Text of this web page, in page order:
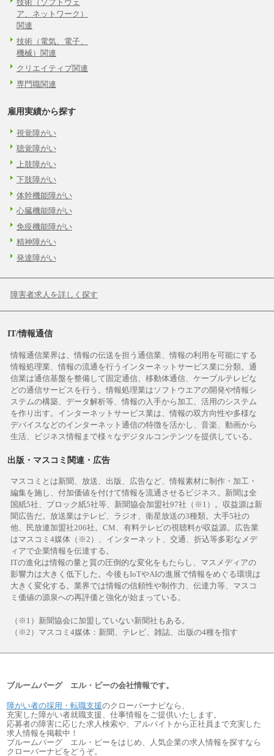
技術（ソフトウェ
ア、ネットワーク）
関連
技術（電気、電子、
機械）関連
クリエイティブ関連
専門職関連
雇用実績から探す
視覚障がい
聴覚障がい
上肢障がい
下肢障がい
体幹機能障がい
心臓機能障がい
免疫機能障がい
精神障がい
発達障がい
障害者求人を詳しく探す
IT/情報通信
情報通信業界は、情報の伝送を担う通信業、情報の利用を可能にする
情報処理業、情報の流通を行うインターネットサービス業に分類。通
信業は通信基盤を整備して固定通信、移動体通信、ケーブルテレビな
どの通信サービスを行う。情報処理業はソフトウエアの開発や情報シ
ステムの構築、データ解析等、情報の入手から加工、活用のシステム
を作り出す。インターネットサービス業は、情報の双方向性や多様な
デバイスなどのインターネット通信の特徴を活かし、音楽、動画から
生活、ビジネス情報まで様々なデジタルコンテンツを提供している。
出版・マスコミ関連・広告
マスコミとは新聞、放送、出版、広告など、情報素材に制作・加工・
編集を施し、付加価値を付けて情報を流通させるビジネス。新聞は全
国紙5社、ブロック紙5社等、新聞協会加盟社97社（※1）。収益源は新
聞広告だ。放送業はテレビ、ラジオ、衛星放送の3種類。大手5社の
他、民放連加盟社206社。CM、有料テレビの視聴料が収益源。広告業
はマスコミ4媒体（※2）、インターネット、交通、折込等多彩なメデ
ィアで企業情報を伝達する。
ITの進化は情報の量と質の圧倒的な変化をもたらし、マスメディアの
影響力は大きく低下した。今後もIoTやAIの進展で情報をめぐる環境は
大きく変化する。業界では情報の信頼性や制作力、伝達力等、マスコ
ミ価値の源泉への再評価と強化が始まっている。
（※1）新聞協会に加盟していない新聞社もある。
（※2）マスコミ4媒体：新聞、テレビ、雑誌、出版の4種を指す
ブルームバーグ エル・ピーの会社情報です。
障がい者の採用・転職支援のクローバーナビなら、
充実した障がい者就職支援、仕事情報をご提供いたします。
応募者の障害に応じた求人検索や、アルバイトから正社員まで充実した
求人情報を掲載中！
ブルームバーグ エル・ピーをはじめ、人気企業の求人情報を探すなら
クローバーナビをどうぞ。